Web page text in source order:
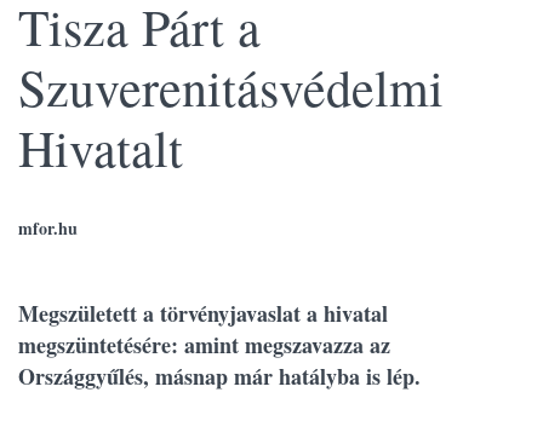
Tisza Párt a
Szuverenitásvédelmi
Hivatalt
mfor.hu
Megszületett a törvényjavaslat a hivatal
megszüntetésére: amint megszavazza az
Országgyűlés, másnap már hatályba is lép.